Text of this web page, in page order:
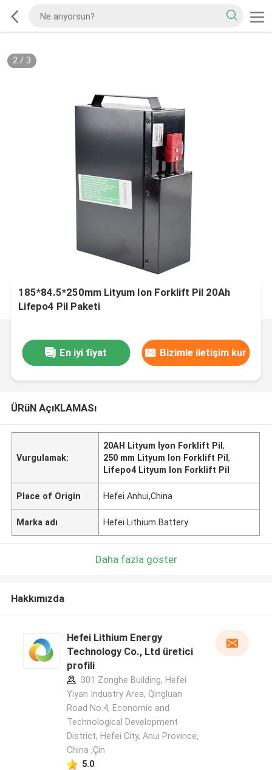
2/ 3
185*84.5*250mm Lityum Ion Forklift Pil 20Ah
Lifepo4 Pil Paketi
En iyi fiyat Bizimle iletişim kur
ÜRüN AçıKLAMASı
Vurgulamak:
20AH Lityum İyon Forklift Pil,
250 mm Lityum Ion Forklift Pil,
Lifepo4 Lityum Ion Forklift Pil
Place of Origin Hefei Anhui,China
Marka adı Hefei Lithium Battery
Daha fazla göster
Hakkımızda
Hefei Lithium Energy
Technology Co., Ltd üretici
profili
301 Zonghe Building, Hefei
Yiyan Industry Area, Qingluan
Road No.4, Economic and
Technological Development
District, Hefei City, Anui Province,
China ,Çin
5.0